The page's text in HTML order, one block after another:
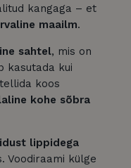
kangaga – et
maailm.
sahtel, mis on
kasutada kui
koos
kohe sõbra
lippidega
Voodiraami külge